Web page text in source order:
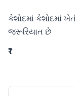
કેશોદમાં કેશોદમાં
જરૂરિયાત છે
₹1